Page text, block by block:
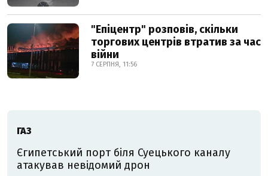
"Епіцентр" розповів, скільки
торгових центрів втратив за час
війни
7 СЕРПНЯ, 11:56
ГАЗ
Єгипетський порт біля Суецького каналу
атакував невідомий дрон